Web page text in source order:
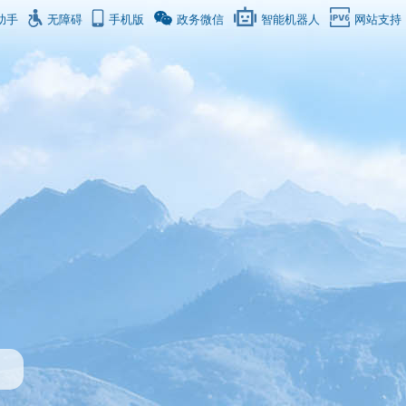
手 无障碍 手机版 政务微信 智能机器人 网站支持